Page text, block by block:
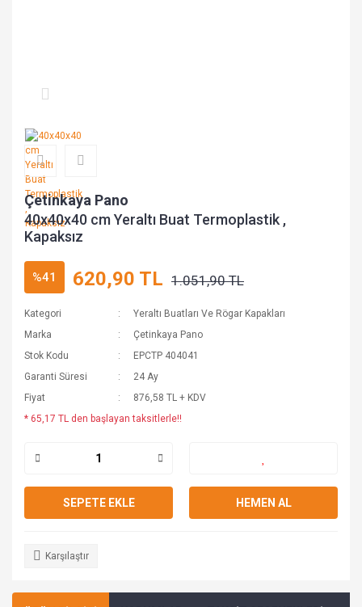
Çetinkaya Pano
40x40x40 cm Yeraltı Buat Termoplastik ,
Kapaksız
%41 620,90 TL 1.051,90 TL
Kategori
Yeraltı Buatları Ve Rögar Kapakları
Marka
Çetinkaya Pano
Stok Kodu
EPCTP 404041
Garanti Süresi
24 Ay
Fiyat
876,58 TL + KDV
* 65,17 TL den başlayan taksitlerle!!
SEPETE EKLE HEMEN AL
Karşılaştır